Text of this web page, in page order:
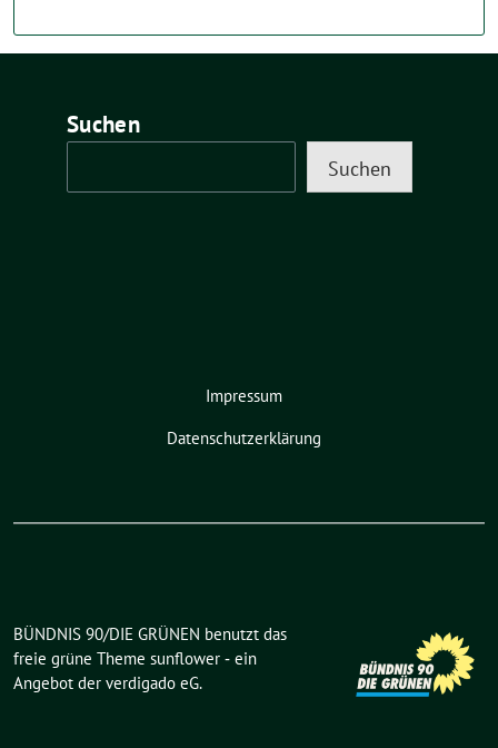
Suchen
Suchen
Impressum
Datenschutzerklärung
BÜNDNIS 90/DIE GRÜNEN benutzt das
freie grüne Theme sunflower ‐ ein
Angebot der verdigado eG.